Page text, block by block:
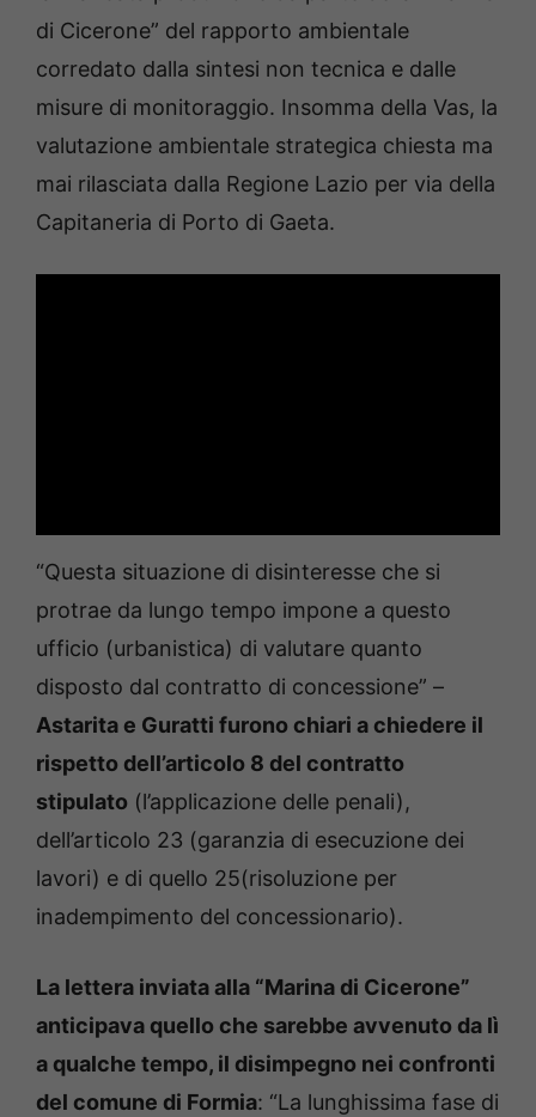
di Cicerone” del rapporto ambientale
corredato dalla sintesi non tecnica e dalle
misure di monitoraggio. Insomma della Vas, la
valutazione ambientale strategica chiesta ma
mai rilasciata dalla Regione Lazio per via della
Capitaneria di Porto di Gaeta.
“Questa situazione di disinteresse che si
protrae da lungo tempo impone a questo
ufficio (urbanistica) di valutare quanto
disposto dal contratto di concessione” –
Astarita e Guratti furono chiari a chiedere il
rispetto dell’articolo 8 del contratto
stipulato (l’applicazione delle penali),
dell’articolo 23 (garanzia di esecuzione dei
lavori) e di quello 25(risoluzione per
inadempimento del concessionario).
La lettera inviata alla “Marina di Cicerone”
anticipava quello che sarebbe avvenuto da lì
a qualche tempo, il disimpegno nei confronti
del comune di Formia: “La lunghissima fase di